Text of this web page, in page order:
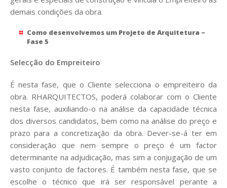
demais condições da obra.
Como desenvolvemos um Projeto de Arquitetura –
Fase 5
Selecção do Empreiteiro
É nesta fase, que o Cliente selecciona o empreiteiro da
obra. RHARQUITECTOS, poderá colaborar com o Cliente
nesta fase, auxiliando-o na análise da capacidade técnica
dos diversos candidatos, bem como na análise do preço e
prazo para a concretização da obra. Dever-se-á ter em
consideração que nem sempre o preço é um factor
determinante na adjudicação, mas sim a conjugação de um
vasto conjunto de factores. É também nesta fase, que se
escolhe o técnico que irá ser responsável perante a